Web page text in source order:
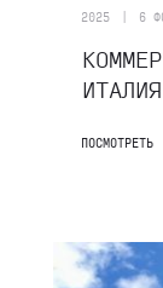
2025 | 6
ИТАЛИЯ
ПОСМОТРЕТЬ